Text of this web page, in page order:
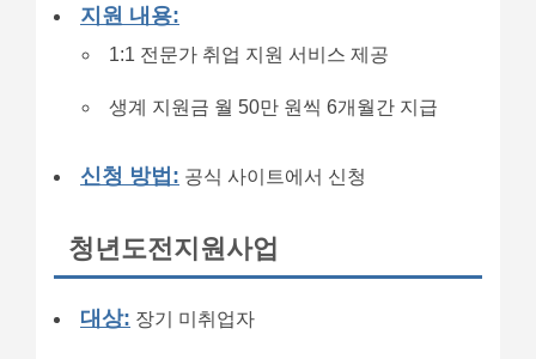
지원 내용:
1:1 전문가 취업 지원 서비스 제공
생계 지원금 월 50만 원씩 6개월간 지급
신청 방법: 공식 사이트에서 신청
청년도전지원사업
대상: 장기 미취업자